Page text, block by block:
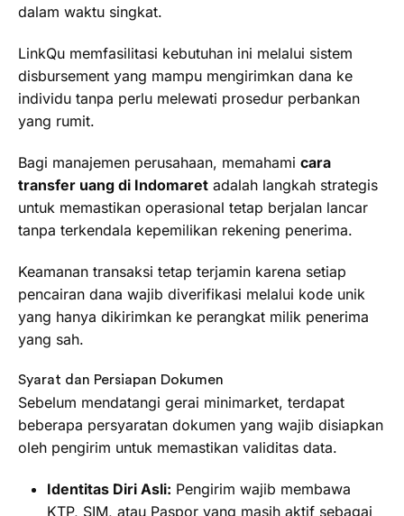
dalam waktu singkat.
LinkQu memfasilitasi kebutuhan ini melalui sistem
disbursement yang mampu mengirimkan dana ke
individu tanpa perlu melewati prosedur perbankan
yang rumit.
Bagi manajemen perusahaan, memahami cara
transfer uang di Indomaret adalah langkah strategis
untuk memastikan operasional tetap berjalan lancar
tanpa terkendala kepemilikan rekening penerima.
Keamanan transaksi tetap terjamin karena setiap
pencairan dana wajib diverifikasi melalui kode unik
yang hanya dikirimkan ke perangkat milik penerima
yang sah.
Syarat dan Persiapan Dokumen
Sebelum mendatangi gerai minimarket, terdapat
beberapa persyaratan dokumen yang wajib disiapkan
oleh pengirim untuk memastikan validitas data.
Identitas Diri Asli: Pengirim wajib membawa
KTP, SIM, atau Paspor yang masih aktif sebagai